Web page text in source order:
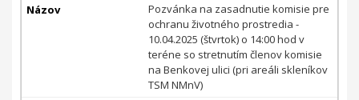
Pozvánka na zasadnutie komisie pre
ochranu životného prostredia -
10.04.2025 (štvrtok) o 14:00 hod v
teréne so stretnutím členov komisie
na Benkovej ulici (pri areáli skleníkov
TSM NMnV)